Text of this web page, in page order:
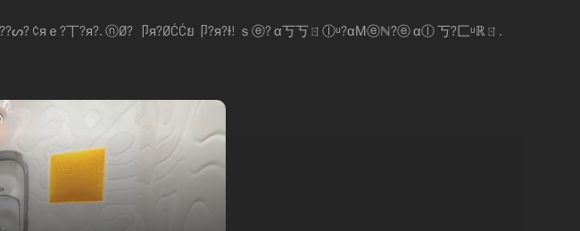
¢яｅ?丅?я?. ⓝØ? 卩я?ØĆĆย卩?я?Ɨ! ｓⓔ? α丂丂ㄖⓛᵘ?αΜⓔℕ?ⓔ αⓛ 丂?匚ᵘℝㄖ.